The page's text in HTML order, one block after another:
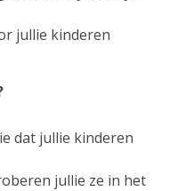
jullie kinderen
dat jullie kinderen
jullie ze in het